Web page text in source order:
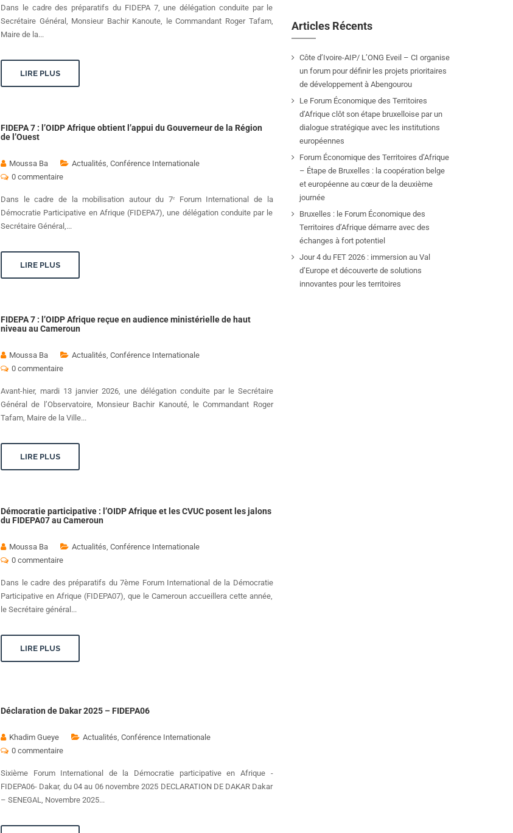
Dans le cadre des préparatifs du FIDEPA 7, une délégation conduite par le
Secrétaire Général, Monsieur Bachir Kanoute, le Commandant Roger Tafam,
Maire de la...
LIRE PLUS
FIDEPA 7 : l’OIDP Afrique obtient l’appui du Gouverneur de la Région
de l’Ouest
Moussa Ba Actualités, Conférence Internationale
0 commentaire
Dans le cadre de la mobilisation autour du 7ᵉ Forum International de la
Démocratie Participative en Afrique (FIDEPA7), une délégation conduite par le
Secrétaire Général,...
LIRE PLUS
FIDEPA 7 : l’OIDP Afrique reçue en audience ministérielle de haut
niveau au Cameroun
Moussa Ba Actualités, Conférence Internationale
0 commentaire
Avant-hier, mardi 13 janvier 2026, une délégation conduite par le Secrétaire
Général de l’Observatoire, Monsieur Bachir Kanouté, le Commandant Roger
Tafam, Maire de la Ville...
LIRE PLUS
Démocratie participative : l’OIDP Afrique et les CVUC posent les jalons
du FIDEPA07 au Cameroun
Moussa Ba Actualités, Conférence Internationale
0 commentaire
Dans le cadre des préparatifs du 7ème Forum International de la Démocratie
Participative en Afrique (FIDEPA07), que le Cameroun accueillera cette année,
le Secrétaire général...
LIRE PLUS
Déclaration de Dakar 2025 – FIDEPA06
Khadim Gueye Actualités Conférence Internationale
0 commentaire
Sixième Forum International de la Démocratie participative en Afrique -
FIDEPA06- Dakar, du 04 au 06 novembre 2025 DECLARATION DE DAKAR Dakar
– SENEGAL, Novembre 2025...
Articles Récents
Côte d’Ivoire-AIP/ L’ONG Eveil – CI organise
un forum pour définir les projets prioritaires
de développement à Abengourou
Le Forum Économique des Territoires
d’Afrique clôt son étape bruxelloise par un
dialogue stratégique avec les institutions
européennes
Forum Économique des Territoires d’Afrique
– Étape de Bruxelles : la coopération belge
et européenne au cœur de la deuxième
journée
Bruxelles : le Forum Économique des
Territoires d’Afrique démarre avec des
échanges à fort potentiel
Jour 4 du FET 2026 : immersion au Val
d’Europe et découverte de solutions
innovantes pour les territoires